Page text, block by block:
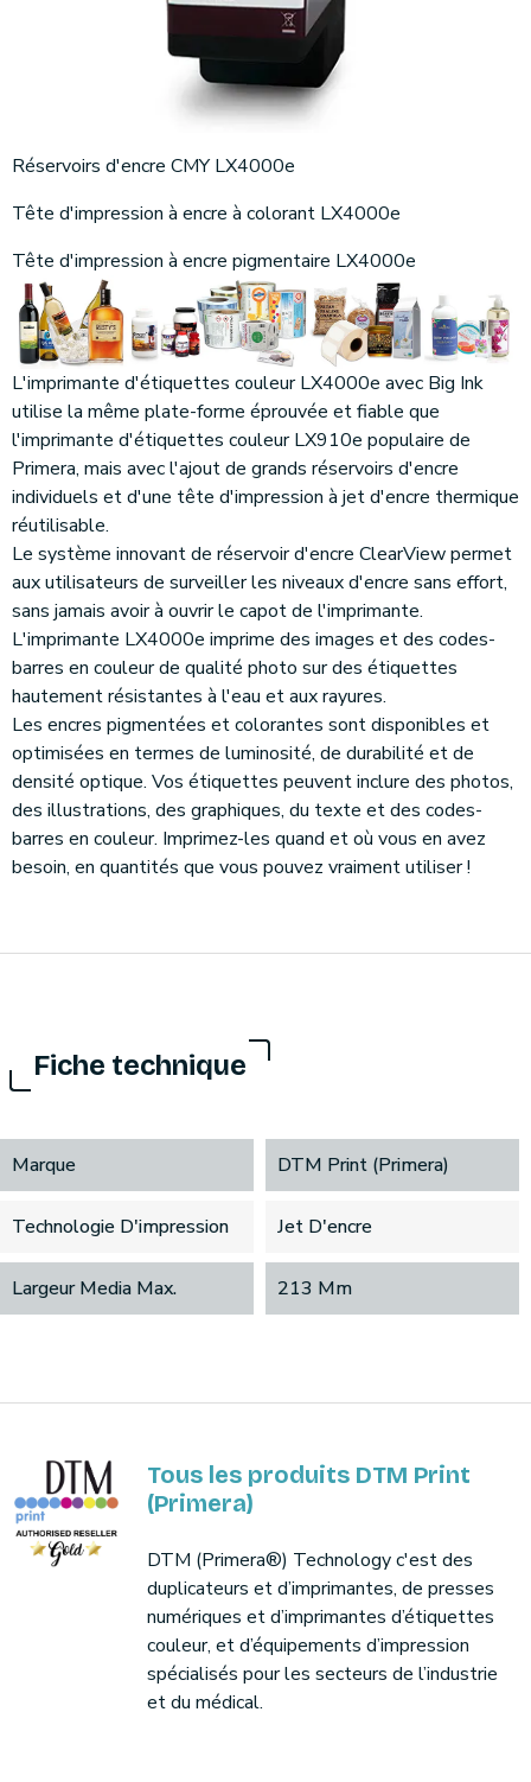
Réservoirs d'encre CMY LX4000e
Tête d'impression à encre à colorant LX4000e
Tête d'impression à encre pigmentaire LX4000e
L'imprimante d'étiquettes couleur LX4000e avec Big Ink
utilise la même plate-forme éprouvée et fiable que
l'imprimante d'étiquettes couleur LX910e populaire de
Primera, mais avec l'ajout de grands réservoirs d'encre
individuels et d'une tête d'impression à jet d'encre thermique
réutilisable.
Le système innovant de réservoir d'encre ClearView permet
aux utilisateurs de surveiller les niveaux d'encre sans effort,
sans jamais avoir à ouvrir le capot de l'imprimante.
L'imprimante LX4000e imprime des images et des codes-
barres en couleur de qualité photo sur des étiquettes
hautement résistantes à l'eau et aux rayures.
Les encres pigmentées et colorantes sont disponibles et
optimisées en termes de luminosité, de durabilité et de
densité optique. Vos étiquettes peuvent inclure des photos,
des illustrations, des graphiques, du texte et des codes-
barres en couleur. Imprimez-les quand et où vous en avez
besoin, en quantités que vous pouvez vraiment utiliser !
Fiche technique
Marque DTM Print (Primera)
Technologie D'impression Jet D'encre
Largeur Media Max. 213 Mm
Tous les produits DTM Print
(Primera)
DTM (Primera®) Technology c'est des
duplicateurs et d’imprimantes, de presses
numériques et d’imprimantes d’étiquettes
couleur, et d’équipements d’impression
spécialisés pour les secteurs de l’industrie
et du médical.